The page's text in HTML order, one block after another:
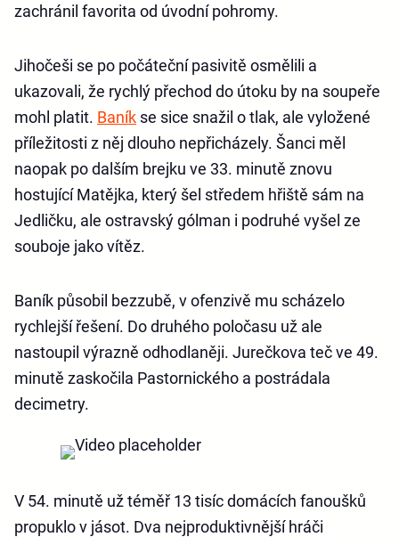
zachránil favorita od úvodní pohromy.
Jihočeši se po počáteční pasivitě osmělili a
ukazovali, že rychlý přechod do útoku by na soupeře
mohl platit. Baník se sice snažil o tlak, ale vyložené
příležitosti z něj dlouho nepřicházely. Šanci měl
naopak po dalším brejku ve 33. minutě znovu
hostující Matějka, který šel středem hřiště sám na
Jedličku, ale ostravský gólman i podruhé vyšel ze
souboje jako vítěz.
Baník působil bezzubě, v ofenzivě mu scházelo
rychlejší řešení. Do druhého poločasu už ale
nastoupil výrazně odhodlaněji. Jurečkova teč ve 49.
minutě zaskočila Pastornického a postrádala
decimetry.
V 54. minutě už téměř 13 tisíc domácích fanoušků
propuklo v jásot. Dva nejproduktivnější hráči